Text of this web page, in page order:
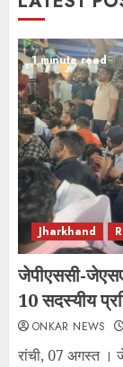
1 minute read
Jharkhand
जेपीएससी-
10 सदस्यीय
ONKAR NEWS
रांची, 07 अगस्त ।